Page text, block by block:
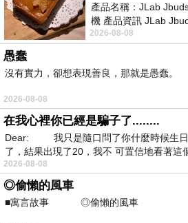
的支援。以下是一些有助於
推薦的顧問的建議：
確定需求： 在尋找顧問之前
您需要財務、法律、市場營
尋找業界經驗： 選擇那些在
驗的顧問，他們更瞭解相關
詢問推薦： 請朋友、業界同
可信賴的顧問。口碑是選擇的
參考案例： 詢問顧問是否能
產品名稱：JLab
機 產品資訊 JLab
耳機評語：非常有特色
2026-08-08
愚蠢
沒有實力，卻想表現善良，那就是愚蠢。
2026-08-08
在我心裡你已經是騙子了........
Dear: 我只是隨口問了你什麼時候生日
了，結果出現了20，我不 可置信地看著這
2026-08-08
◎偷懶的風車
■寓言故事 ◎偷懶的風車
⊕潘文良